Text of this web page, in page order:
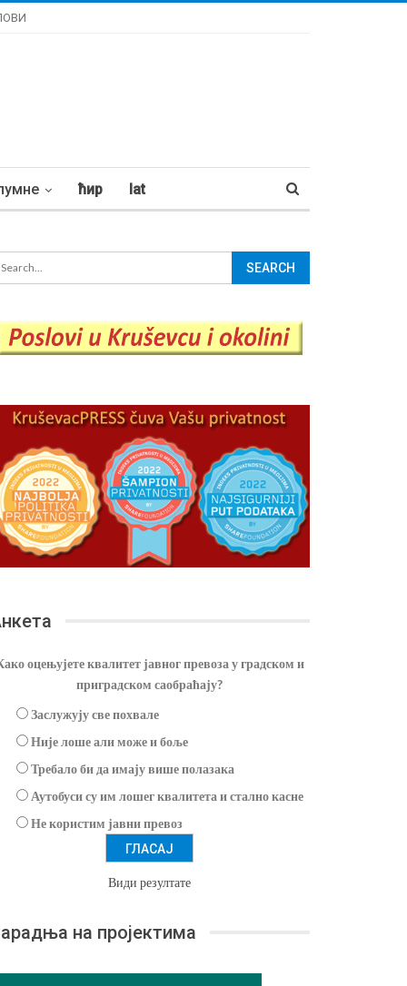
ћир lat
оцењујете квалитет јавног превоза у градском и
приградском саобраћају?
Заслужују све похвале
Није лоше али може и боље
Требало би да имају више полазака
Аутобуси су им лошег квалитета и стално касне
Не користим јавни превоз
Види резултате
на пројектима